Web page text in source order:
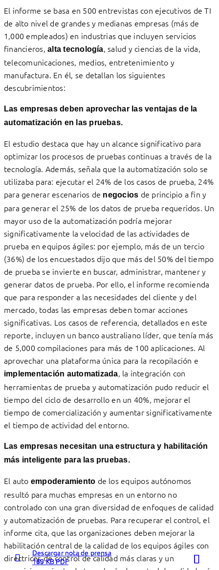
El informe se basa en 500 entrevistas con ejecutivos de TI
de alto nivel de grandes y medianas empresas (más de
1,000 empleados) en industrias que incluyen servicios
financieros, alta tecnología, salud y ciencias de la vida,
telecomunicaciones, medios, entretenimiento y
manufactura. En él, se detallan los siguientes
descubrimientos:
Las empresas deben aprovechar las ventajas de la
automatización en las pruebas.
El estudio destaca que hay un alcance significativo para
optimizar los procesos de pruebas continuas a través de la
tecnología. Además, señala que la automatización solo se
utilizaba para: ejecutar el 24% de los casos de prueba, 24%
para generar escenarios de negocios de principio a fin y
para generar el 25% de los datos de prueba requeridos. Un
mayor uso de la automatización podría mejorar
significativamente la velocidad de las actividades de
prueba en equipos ágiles: por ejemplo, más de un tercio
(36%) de los encuestados dijo que más del 50% del tiempo
de prueba se invierte en buscar, administrar, mantener y
generar datos de prueba. Por ello, el informe recomienda
que para responder a las necesidades del cliente y del
mercado, todas las empresas deben tomar acciones
significativas. Los casos de referencia, detallados en este
reporte, incluyen un banco australiano líder, que tenía más
de 5,000 compilaciones para más de 100 aplicaciones. Al
aprovechar una plataforma única para la recopilación e
implementación automatizada, la integración con
herramientas de prueba y automatización pudo reducir el
tiempo del ciclo de desarrollo en un 40%, mejorar el
tiempo de comercialización y aumentar significativamente
el tiempo de actividad del entorno.
Las empresas necesitan una estructura y habilitación
más inteligente para las pruebas.
El auto empoderamiento de los equipos autónomos
resultó para muchas empresas en un entorno no
controlado con una gran diversidad de enfoques de calidad
y automatización de pruebas. Para recuperar el control, el
informe cita, que las organizaciones deben mejorar la
habilitación central de la calidad de los equipos ágiles con
directrices de control de calidad más claras y un
Descargar nota de prensa
140 KB PDF
Descargar nota de prensa
159 KB PDF
Descargar nota de prensa
169 KB PDF